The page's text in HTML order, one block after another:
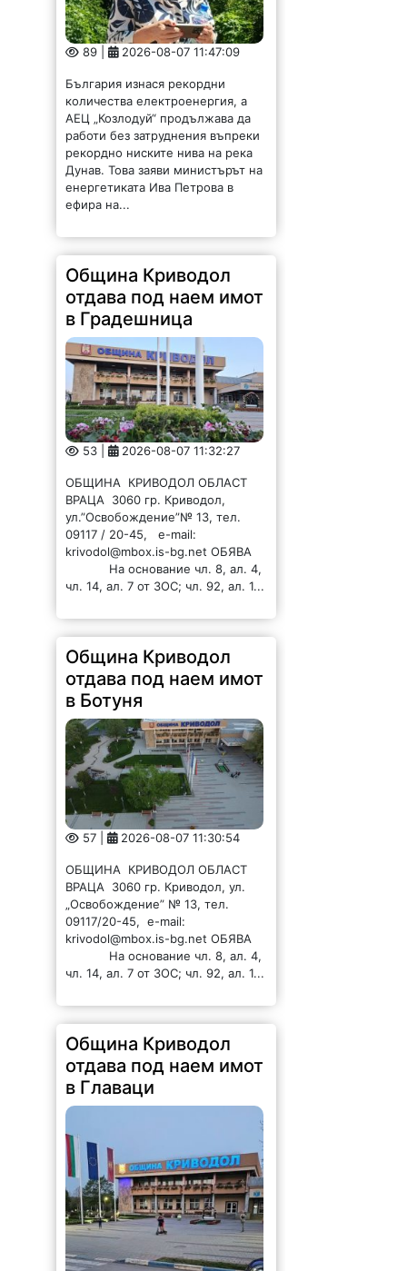
89 | 2026-08-07 11:47:09
България изнася рекордни
количества електроенергия, а
АЕЦ „Козлодуй“ продължава да
работи без затруднения въпреки
рекордно ниските нива на река
Дунав. Това заяви министърът на
енергетиката Ива Петрова в
ефира на...
Община Криводол
отдава под наем имот
в Градешница
53 | 2026-08-07 11:32:27
ОБЩИНА КРИВОДОЛ ОБЛАСТ
ВРАЦА 3060 гр. Криводол,
ул.”Освобождение”№ 13, тел.
09117 / 20-45, e-mail:
krivodol@mbox.is-bg.net ОБЯВА
На основание чл. 8, ал. 4,
чл. 14, ал. 7 от ЗОС; чл. 92, ал. 1...
Община Криводол
отдава под наем имот
в Ботуня
57 | 2026-08-07 11:30:54
ОБЩИНА КРИВОДОЛ ОБЛАСТ
ВРАЦА 3060 гр. Криводол, ул.
„Освобождение” № 13, тел.
09117/20-45, e-mail:
krivodol@mbox.is-bg.net ОБЯВА
На основание чл. 8, ал. 4,
чл. 14, ал. 7 от ЗОС; чл. 92, ал. 1...
Община Криводол
отдава под наем имот
в Главаци